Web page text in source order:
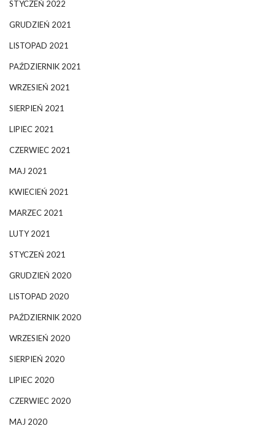
STYCZEŃ 2022
GRUDZIEŃ 2021
LISTOPAD 2021
PAŹDZIERNIK 2021
WRZESIEŃ 2021
SIERPIEŃ 2021
LIPIEC 2021
CZERWIEC 2021
MAJ 2021
KWIECIEŃ 2021
MARZEC 2021
LUTY 2021
STYCZEŃ 2021
GRUDZIEŃ 2020
LISTOPAD 2020
PAŹDZIERNIK 2020
WRZESIEŃ 2020
SIERPIEŃ 2020
LIPIEC 2020
CZERWIEC 2020
MAJ 2020